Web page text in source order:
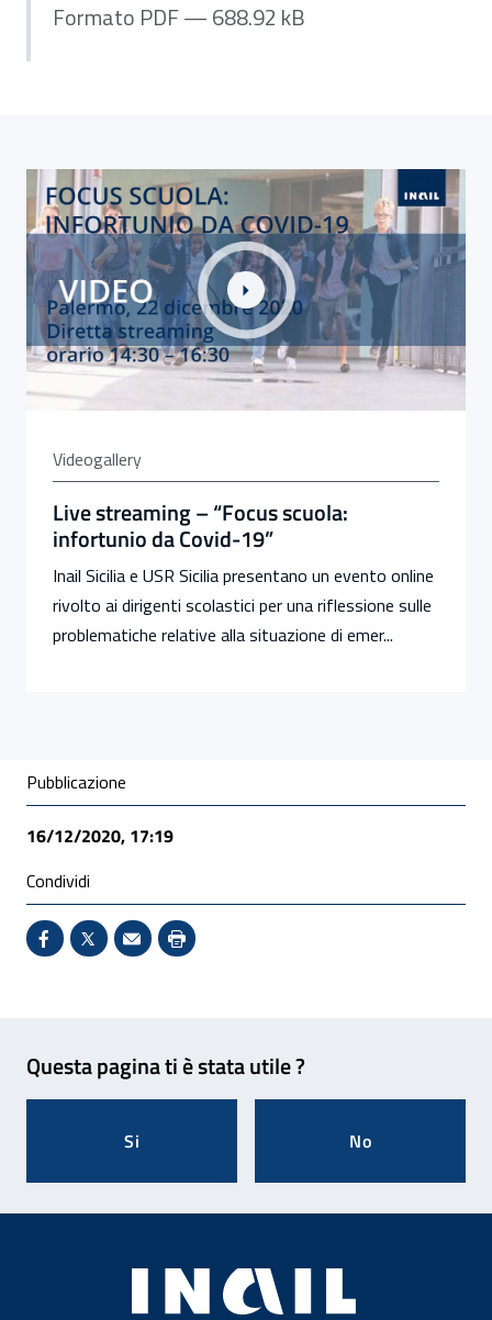
Formato PDF — 688.92 kB
Link alla Gallery Live streaming – “Focus scuola:
Videogallery
Live streaming – “Focus scuola:
infortunio da Covid-19”
Inail Sicilia e USR Sicilia presentano un evento online
rivolto ai dirigenti scolastici per una riflessione sulle
problematiche relative alla situazione di emer...
Condivisione social
Pubblicazione
16/12/2020, 17:19
Condividi
Condividi su Facebook - Sito esterno - Apertura in
X - Sito esterno - Apertura in nuova finestra
Invio Mail: apre il programma di posta
Stampa pagina: scelta meno
Questa pagina ti è stata utile ?
Si No